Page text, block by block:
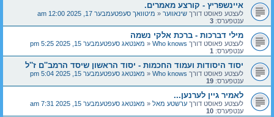
איינשפריץ - קורצע מאמרים.
לעצטע פאוסט דורך שינאווער « מיטוואך סעפטעמבער 17, 2025 12:00 am
ענטפערס: 3
מילי דברכות - ברכת אלקי נשמה
לעצטע פאוסט דורך Who knows
« מאנטאג סעפטעמבער 15, 2025 5:25 pm
ענטפערס: 1
יסוד היסודות ועמוד החכמות - יסוד הראשון שיסד הרמב''ם ז''ל
לעצטע פאוסט דורך Who knows
« מאנטאג סעפטעמבער 15, 2025 5:04 pm
ענטפערס: 19
לאמיר גיין לערנען...
לעצטע פאוסט דורך ערשטע מאל « מאנטאג סעפטעמבער 15, 2025 7:31 am
ענטפערס: 10